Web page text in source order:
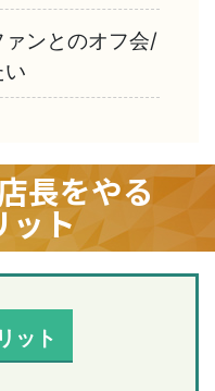
ンとのオフ会/
い
長をやる
ット
ット